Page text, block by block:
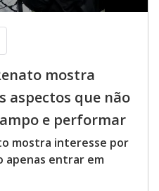
mostra
aspectos que não
e performar
mostra interesse por
apenas entrar em